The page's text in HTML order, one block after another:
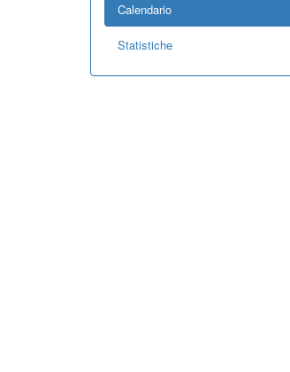
Calendario
Statistiche